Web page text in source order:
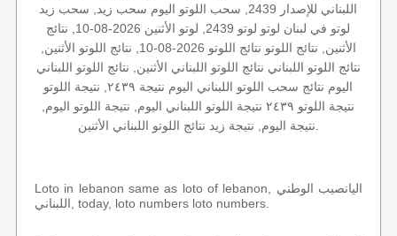
اللبناني للإصدار 2439, سحب اللوتو اليوم سحب زيد, سحب زيد
لوتو في لبنان لوتو لوتو 2439, لوتو الأثنين 2026-08-10, نتائج
الأثنين, نتائج اللوتو نتائج اللوتو 2026-08-10, نتائج اللوتو الأثنين,
نتائج اللوتو اللبناني نتائج اللوتو اللبناني الأثنين, نتائج اللوتو اللبناني
اليوم نتائج سحب اللوتو اللبناني اليوم نتيجة ٢٤٣٩, نتيجة اللوتو
نتيجة اللوتو ٢٤٣٩ نتيجة اللوتو اللبناني اليوم, نتيجة اللوتو اليوم,
Loto in lebanon same as loto of lebanon, اليانصيب الوطني
اللبناني, today, loto numbers loto numbers.